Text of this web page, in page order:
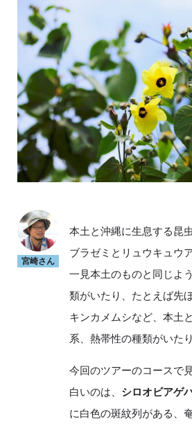
宮崎さん
本土と沖縄に生息する昆
ブラゼミとリュウキュウ
一見本土のものと同じよ
類がいたり、たとえば先
キンカメムシなど、本土
系、熱帯性の種類がいた
今回のツアーのコースで
白いのは、 シロオビアゲ
に白色の斑紋列がある、